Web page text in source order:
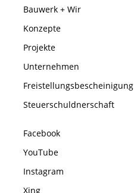
Bauwerk + Wir
Konzepte
Projekte
Unternehmen
Freistellungsbescheinigung
Steuerschuldnerschaft
Facebook
YouTube
Instagram
Xing